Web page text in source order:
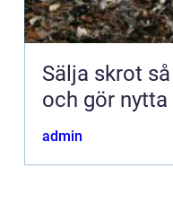
Sälja skrot så får du bäst betalt
och gör
admin